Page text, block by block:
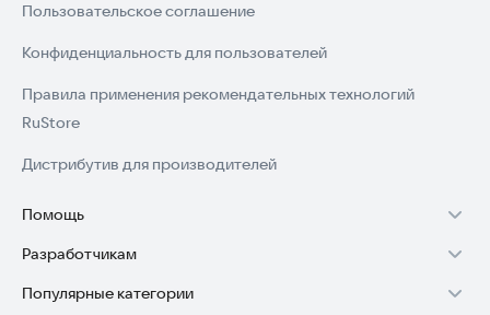
Пользовательское соглашение
Конфиденциальность для пользователей
Правила применения рекомендательных технологий
RuStore
Дистрибутив для производителей
Помощь
Установка RuStore на TV
Установка RuStore на телефон
Разработчикам
Зарабатывать с RuStore
Популярные категории